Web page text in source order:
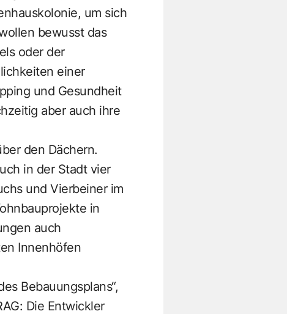
um sich
bewusst das
oder der
einer
und Gesundheit
aber auch ihre
den Dächern.
in der Stadt vier
und Vierbeiner im
in
auch
Innenhöfen
Bebauungsplans“,
Die Entwickler